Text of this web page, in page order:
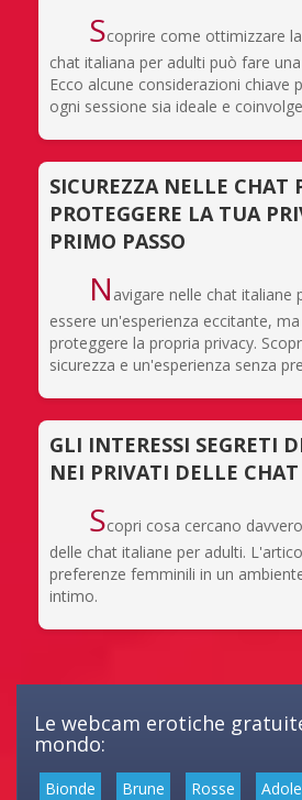
Scoprire come ottimizzare
chat italiana per adulti può fare
Ecco alcune considerazioni chiave
ogni sessione sia ideale e
SICUREZZA NELLE CHAT
PROTEGGERE LA TUA
PRIMO PASSO
N avigare nelle chat italiane
essere un'esperienza eccitante,
proteggere la propria privacy.
sicurezza e un'esperienza senza
GLI INTERESSI SEGRETI
NEI PRIVATI DELLE
Scopri cosa cercano
delle chat italiane per adulti.
preferenze femminili in un
intimo.
Le webcam erotiche
mondo:
Bionde Brune Rosse